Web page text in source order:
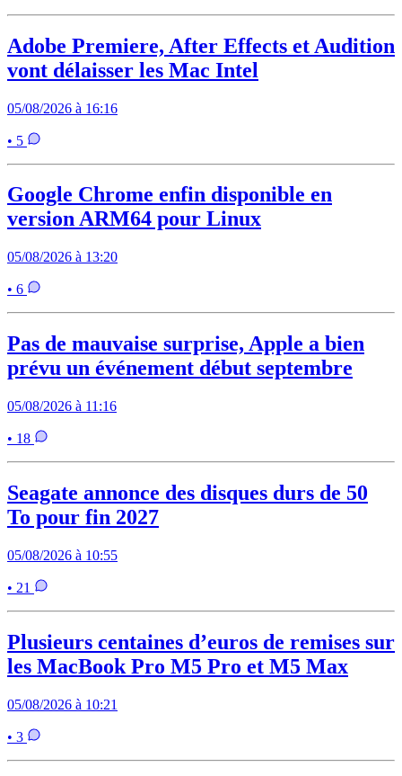
Adobe Premiere, After Effects et Audition
vont délaisser les Mac Intel
05/08/2026 à 16:16
• 5
Google Chrome enfin disponible en
version ARM64 pour Linux
05/08/2026 à 13:20
• 6
Pas de mauvaise surprise, Apple a bien
prévu un événement début septembre
05/08/2026 à 11:16
• 18
Seagate annonce des disques durs de 50
To pour fin 2027
05/08/2026 à 10:55
• 21
Plusieurs centaines d’euros de remises sur
les MacBook Pro M5 Pro et M5 Max
05/08/2026 à 10:21
• 3